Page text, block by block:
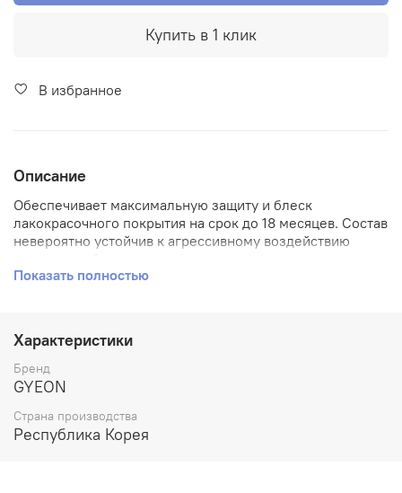
Купить в 1 клик
В избранное
Описание
Обеспечивает максимальную защиту и блеск
лакокрасочного покрытия на срок до 18 месяцев. Состав
невероятно устойчив к агрессивному воздействию
легкая в нанесении.
Обеспечивает максимальную защиту и блеск
лакокрасочного покрытия на срок до 18 месяцев. Состав
невероятно устойчив к агрессивному воздействию
окружающей среды.
Показать полностью
Характеристики
Бренд
GYEON
Страна производства
Республика Корея